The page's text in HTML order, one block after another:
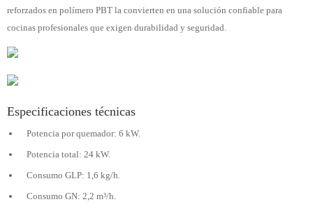
reforzados en polímero PBT la convierten en una solución confiable para
cocinas profesionales que exigen durabilidad y seguridad.
Especificaciones técnicas
Potencia por quemador: 6 kW.
Potencia total: 24 kW.
Consumo GLP: 1,6 kg/h.
Consumo GN: 2,2 m³/h.